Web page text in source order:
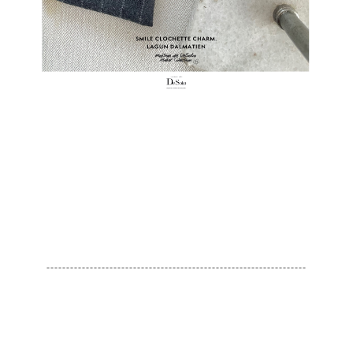
------------------------------------------------------------------